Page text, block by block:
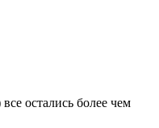
остались более чем